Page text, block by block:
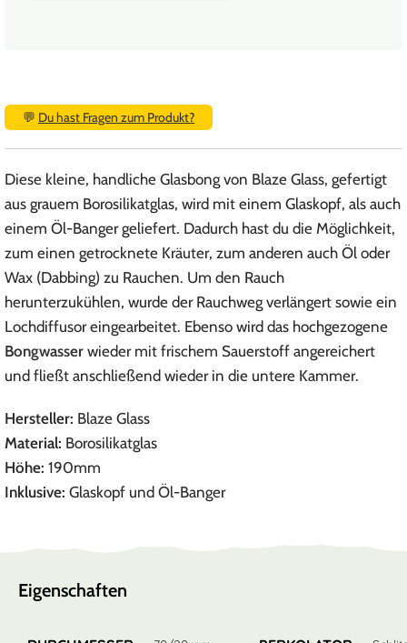
💬 Du hast Fragen zum Produkt?
Diese kleine, handliche Glasbong von Blaze Glass, gefertigt
aus grauem Borosilikatglas, wird mit einem Glaskopf, als auch
einem Öl-Banger geliefert. Dadurch hast du die Möglichkeit,
zum einen getrocknete Kräuter, zum anderen auch Öl oder
Wax (Dabbing) zu Rauchen. Um den Rauch
herunterzukühlen, wurde der Rauchweg verlängert sowie ein
Lochdiffusor eingearbeitet. Ebenso wird das hochgezogene
Bongwasser wieder mit frischem Sauerstoff angereichert
und fließt anschließend wieder in die untere Kammer.
Hersteller: Blaze Glass
Material: Borosilikatglas
Höhe: 190mm
Inklusive: Glaskopf und Öl-Banger
Eigenschaften